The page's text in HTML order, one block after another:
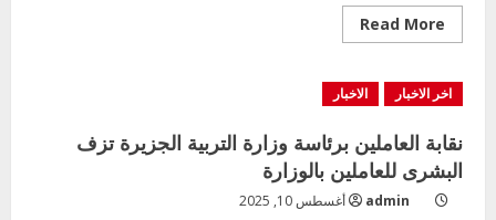
Read More
more
واقع
قياس
امتحانات
الشهادة
الثانوية
على
ضوء
التوجهات
اخر الاخبار الاخبار
نقابة العاملين برئاسة وزارة التربية الجزيرة تزف
البشرى للعاملين بالوزارة
admin أغسطس 10, 2025